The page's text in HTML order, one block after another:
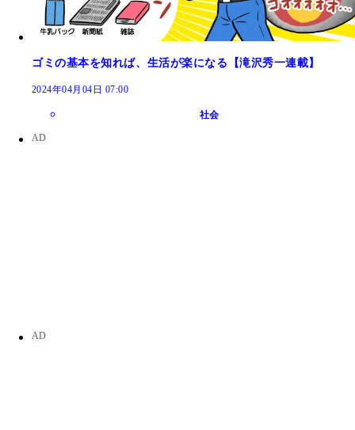
ゴミの基本を知れば、生活が楽になる【滝沢秀一連載】
2024年04月04日 07:00
社会